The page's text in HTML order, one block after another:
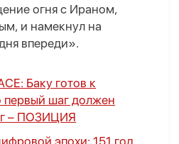
огня с Ираном,
и намекнул на
впереди».
Баку готов к
первый шаг должен
– ПОЗИЦИЯ